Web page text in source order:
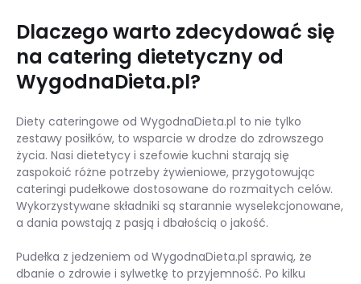
Dlaczego warto zdecydować się
na catering dietetyczny od
WygodnaDieta.pl?
Diety cateringowe od WygodnaDieta.pl to nie tylko
zestawy posiłków, to wsparcie w drodze do zdrowszego
życia. Nasi dietetycy i szefowie kuchni starają się
zaspokoić różne potrzeby żywieniowe, przygotowując
cateringi pudełkowe dostosowane do rozmaitych celów.
Wykorzystywane składniki są starannie wyselekcjonowane,
a dania powstają z pasją i dbałością o jakość.
Pudełka z jedzeniem od WygodnaDieta.pl sprawią, że
dbanie o zdrowie i sylwetkę to przyjemność. Po kilku